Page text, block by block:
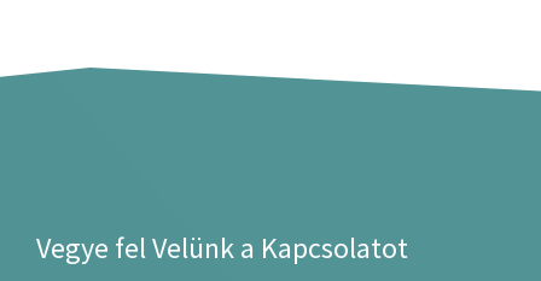
Vegye fel Velünk a Kapcsolatot